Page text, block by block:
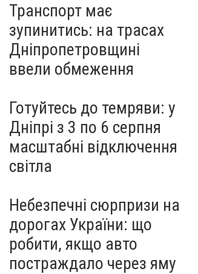
Транспорт має
зупинитись: на трасах
Дніпропетровщині
ввели обмеження
Готуйтесь до темряви: у
Дніпрі з 3 по 6 серпня
масштабні відключення
світла
Небезпечні сюрпризи на
дорогах України: що
робити, якщо авто
постраждало через яму